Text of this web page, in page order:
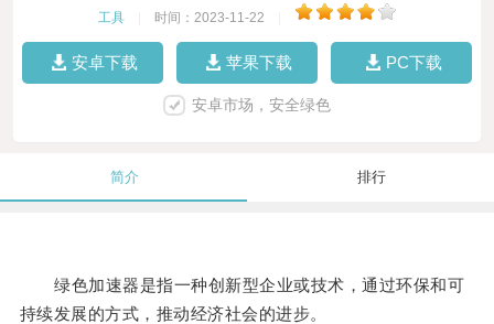
工具 时间：2023-11-22
安卓下载 苹果下载 PC下载
安卓市场，安全绿色
简介 排行
绿色加速器是指一种创新型企业或技术，通过环保和可
持续发展的方式，推动经济社会的进步。